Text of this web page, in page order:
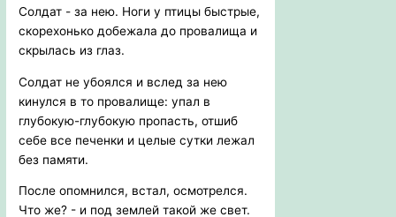
Солдат - за нею. Ноги у птицы быстрые,
скорехонько добежала до провалища и
скрылась из глаз.
Солдат не убоялся и вслед за нею
кинулся в то провалище: упал в
глубокую-глубокую пропасть, отшиб
себе все печенки и целые сутки лежал
без памяти.
После опомнился, встал, осмотрелся.
Что же? - и под землей такой же свет.